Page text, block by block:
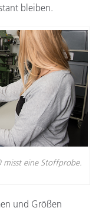
bleiben.
misst eine Stoffprobe.
und Größen